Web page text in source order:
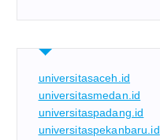
universitasaceh.id
universitasmedan.id
universitaspadang.id
universitaspekanbaru.id